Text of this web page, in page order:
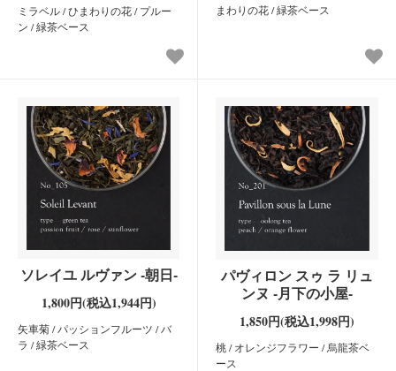
ミラベル / ひまわりの花 / プルー
ン / 緑茶ベース
まわりの花 / 緑茶ベース
ソレイユ ルヴァン -朝日-
1,800円(税込1,944円)
矢車菊 / パッションフルーツ / バ
ラ / 緑茶ベース
パヴィロン スゥ ラ リュ
ンヌ -月下の小屋-
1,850円(税込1,998円)
桃 / オレンジフラワー / 烏龍茶ベ
ース